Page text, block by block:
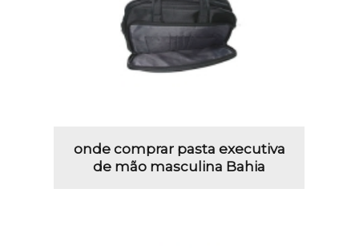
onde comprar pasta executiva
de mão masculina Bahia